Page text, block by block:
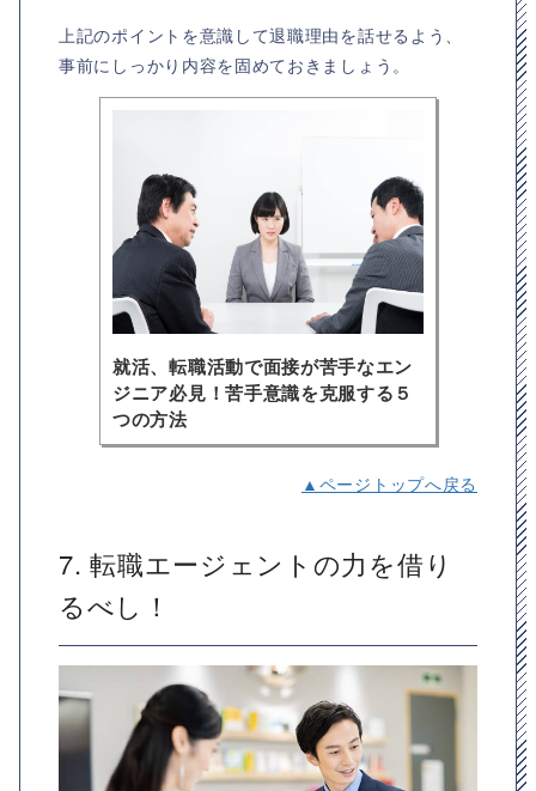
上記のポイントを意識して退職理由を話せるよう、
事前にしっかり内容を固めておきましょう。
就活、転職活動で面接が苦手なエン
ジニア必見！苦手意識を克服する５
つの方法
▲ページトップへ戻る
7. 転職エージェントの力を借り
るべし！